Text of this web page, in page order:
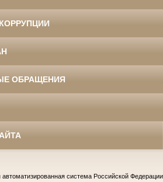
ОБРАЩЕНИЯ
автоматизированная система Российской